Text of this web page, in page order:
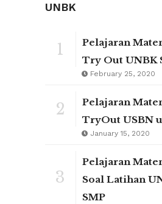
UNBK
1
Pelajaran
Try Out UNBK
February 25, 2020
2
Pelajaran
TryOut USBN
January 15, 2020
3
Pelajaran
Soal Latihan
SMP